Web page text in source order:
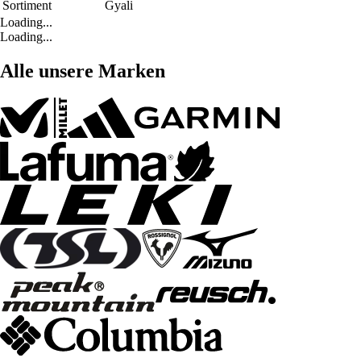
Sortiment
Gyali
Loading...
Loading...
Alle unsere Marken